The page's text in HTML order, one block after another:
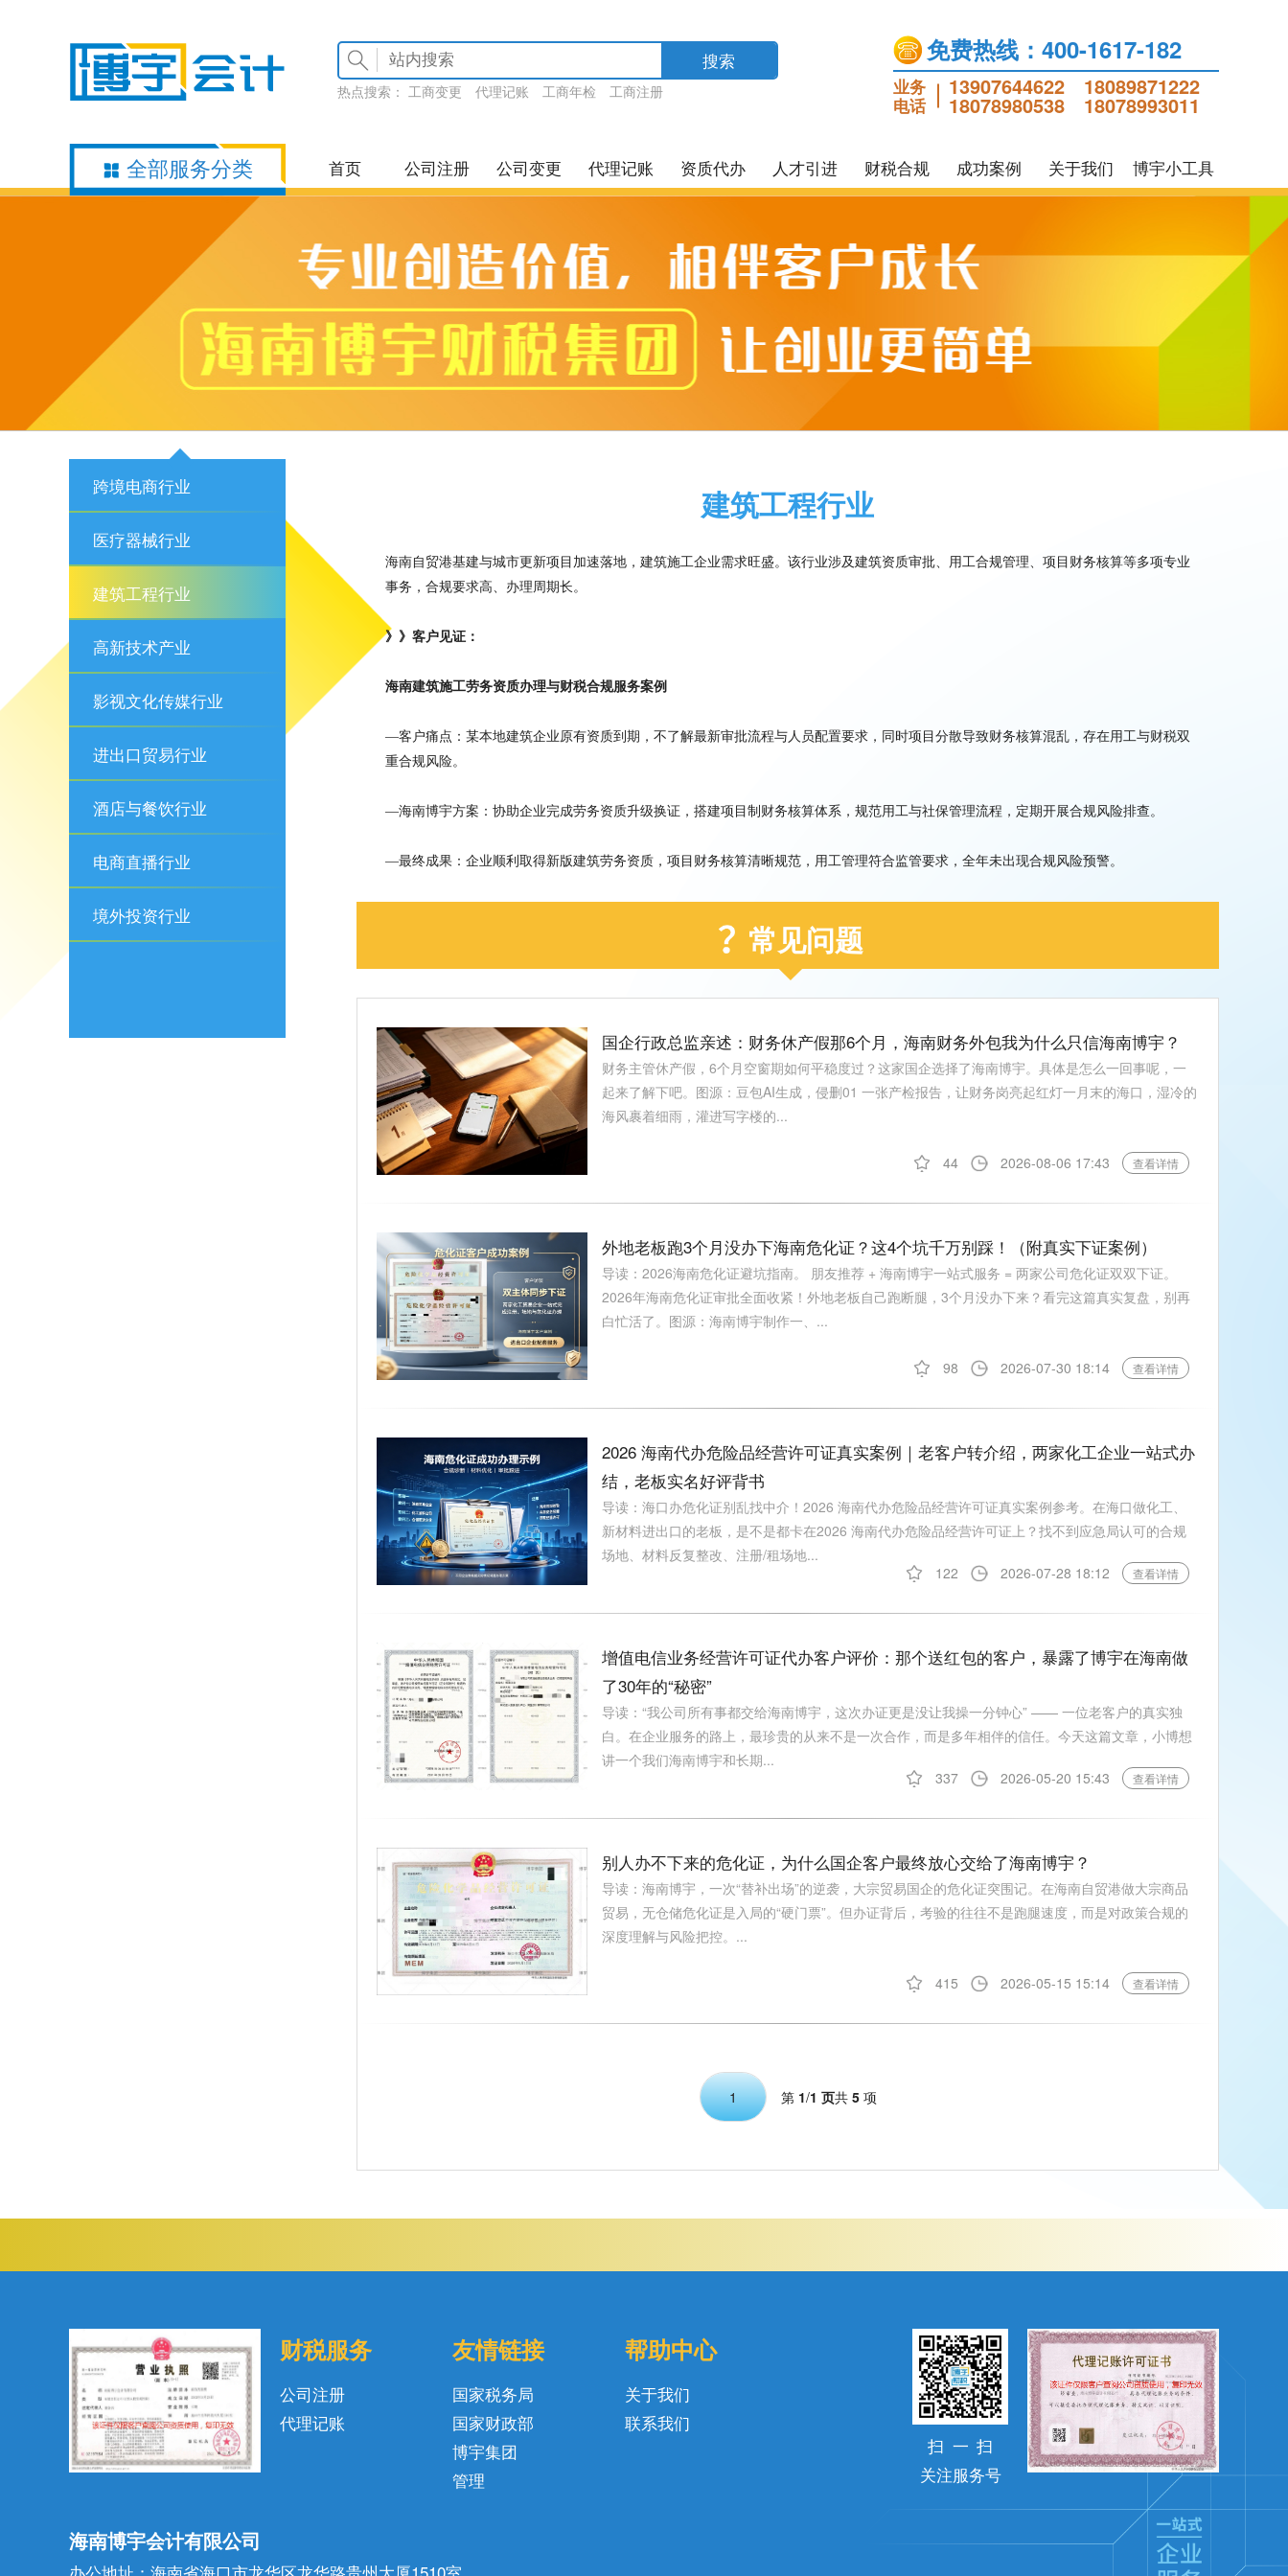
搜索
热点搜索： 工商变更 代理记账 工商年检 工商注册
免费热线：400-1617-182
业务
电话
13907644622 18089871222
18078980538 18078993011
全部服务分类 首页 公司注册 公司变更 代理记账 资质代办 人才引进 财税合规 成功案例 关于我们 博宇小工具
跨境电商行业
医疗器械行业
建筑工程行业
高新技术产业
影视文化传媒行业
进出口贸易行业
酒店与餐饮行业
电商直播行业
境外投资行业
建筑工程行业
海南自贸港基建与城市更新项目加速落地，建筑施工企业需求旺盛。该行业涉及建筑资质审批、用工合规管理、项目财务核算等多项专业
事务，合规要求高、办理周期长。
》》客户见证：
海南建筑施工劳务资质办理与财税合规服务案例
—客户痛点：某本地建筑企业原有资质到期，不了解最新审批流程与人员配置要求，同时项目分散导致财务核算混乱，存在用工与财税双
重合规风险。
—海南博宇方案 ：协助企业完成劳务资质升级换证，搭建项目制财务核算体系，规范用工与社保管理流程，定期开展合规风险排查。
—最终成果：企业顺利取得新版建筑劳务资质，项目财务核算清晰规范，用工管理符合监管要求，全年未出现合规风险预警。
常见问题
国企行政总监亲述：财务休产假那6个月，海南财务外包我为什么只信海南博宇？
财务主管休产假，6个月空窗期如何平稳度过？这家国企选择了海南博宇。具体是怎么一回事呢，一
起来了解下吧。图源：豆包AI生成，侵删01 一张产检报告，让财务岗亮起红灯一月末的海口，湿冷的
海风裹着细雨，灌进写字楼的...
44 2026-08-06 17:43 查看详情
外地老板跑3个月没办下海南危化证？这4个坑千万别踩！（附真实下证案例）
导读：2026海南危化证避坑指南。 朋友推荐 + 海南博宇一站式服务 = 两家公司危化证双双下证。
2026年海南危化证审批全面收紧！外地老板自己跑断腿，3个月没办下来？看完这篇真实复盘，别再
白忙活了。图源：海南博宇制作一、...
98 2026-07-30 18:14 查看详情
2026 海南代办危险品经营许可证真实案例｜老客户转介绍，两家化工企业一站式办
结，老板实名好评背书
导读：海口办危化证别乱找中介！2026 海南代办危险品经营许可证真实案例参考。在海口做化工、
新材料进出口的老板，是不是都卡在2026 海南代办危险品经营许可证上？找不到应急局认可的合规
场地、材料反复整改、注册/租场地...
122
2026-07-28 18:12 查看详情
增值电信业务经营许可证代办客户评价：那个送红包的客户，暴露了博宇在海南做
了30年的“秘密”
导读：“我公司所有事都交给海南博宇，这次办证更是没让我操一分钟心” —— 一位老客户的真实独
白。在企业服务的路上，最珍贵的从来不是一次合作，而是多年相伴的信任。今天这篇文章，小博想
讲一个我们海南博宇和长期...
337
2026-05-20 15:43 查看详情
别人办不下来的危化证，为什么国企客户最终放心交给了海南博宇？
导读：海南博宇，一次“替补出场”的逆袭，大宗贸易国企的危化证突围记。在海南自贸港做大宗商品
贸易，无仓储危化证是入局的“硬门票”。但办证背后，考验的往往不是跑腿速度，而是对政策合规的
深度理解与风险把控。...
415 2026-05-15 15:14 查看详情
1 第 1/1 页共 5项
财税服务
公司注册
代理记账
友情链接
国家税务局
国家财政部
博宇集团
管理
帮助中心
关于我们
联系我们
扫 一 扫
关注服务号
海南博宇会计有限公司